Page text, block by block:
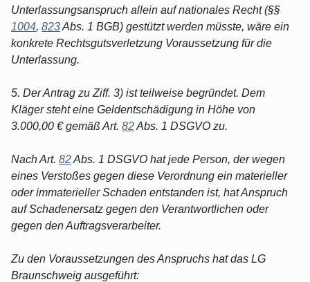
Unterlassungsanspruch allein auf nationales Recht (§§
1004, 823Abs. 1 BGB) gestützt werden müsste, wäre ein
konkrete Rechtsgutsverletzung Voraussetzung für die
Unterlassung.
5. Der Antrag zu Ziff. 3) ist teilweise begründet. Dem
Kläger steht eine Geldentschädigung in Höhe von
3.000,00 € gemäß Art. 82Abs. 1 DSGVO zu.
Nach Art. 82Abs. 1 DSGVO hat jede Person, der wegen
eines Verstoßes gegen diese Verordnung ein materieller
oder immaterieller Schaden entstanden ist, hat Anspruch
auf Schadenersatz gegen den Verantwortlichen oder
gegen den Auftragsverarbeiter.
Zu den Voraussetzungen des Anspruchs hat das LG
Braunschweig ausgeführt: